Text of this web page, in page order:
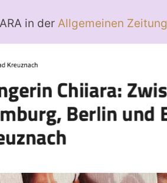
in der Allgemeinen Zeitung